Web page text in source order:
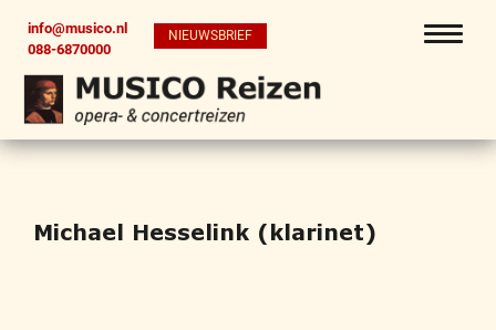
info@musico.nl
088-6870000
NIEUWSBRIEF
Michael Hesselink (klarinet)